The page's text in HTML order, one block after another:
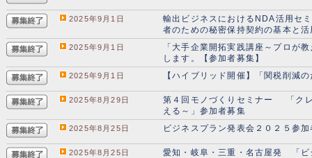
2025年9月1日
輸出ビジネスにおけるNDA活用セ
者のための秘密保持契約の基本と
2025年9月1日
「大手企業開拓実践講座～プロが
します。【参加者募集】
2025年9月1日 【ハイブリッド開催】「関税削減
2025年8月29日
第４回モノづくりセミナー 「ク
える～」参加者募集
2025年8月25日 ビジネスプラン発表会２０２５参
2025年8月25日 愛知・岐阜・三重・名古屋発 「